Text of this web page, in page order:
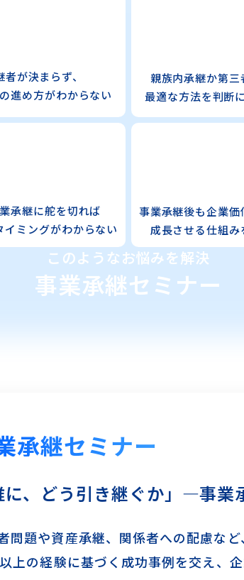
者が決まらず、
進め方がわからない
親族内承継か第三
最適な方法を判断
承継に舵を切れば
イミングがわからない
事業承継後も企業価
成長させる仕組み
このようなお悩みを解決
事業承継セミナー
承継セミナー
に、どう引き継ぐか」 ―事業
問題や資産承継、関係者への配慮など、
上の経験に基づく成功事例を交え、